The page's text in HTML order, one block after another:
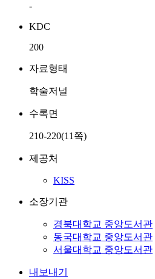
-
KDC
200
자료형태
학술저널
수록면
210-220(11쪽)
제공처
KISS
소장기관
경북대학교 중앙도서관
동국대학교 중앙도서관
서울대학교 중앙도서관
내보내기